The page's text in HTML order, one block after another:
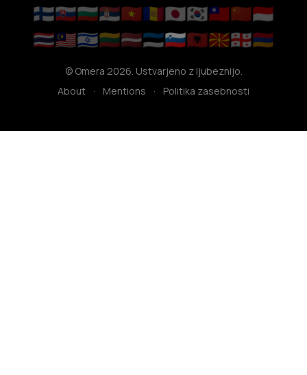
🇫🇮🇸🇰🇧🇬🇷🇸🇻🇳🇦🇩🇯🇵🇰🇷🇹🇼🇨🇳🇮🇩
🇹🇭🇲🇾🇮🇱🇱🇹🇱🇻🇪🇪🇸🇮🇦🇱🇲🇰🇬🇪🇦🇲
© Omera 2026. Ustvarjeno z ljubeznijo.
About
· Mentions · Politika zasebnosti